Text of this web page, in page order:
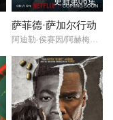
萨菲德·萨加尔行动
阿迪勒·侯赛因/阿赫梅德·坎/悉塔尔特/吉米·舍尔吉勒/维奈·帕塔克/Ashok·Mehta/马努·里希·查达/马克·班宁顿/莫汉·卡普尔/R·巴克提·克莱因/丹尼斯·侯赛因/普拉加克塔·科利/Edward·Sonnenblick/Dia·Mirza/阿比·维尔马/米希尔·阿胡贾/Masoom·Mumtaz·Khan/Taaruk·Raina/阿姆丽塔·巴格琪/Arnav·Bhasin/Anupam·K.·Sinha/Raj·Vasudeva/